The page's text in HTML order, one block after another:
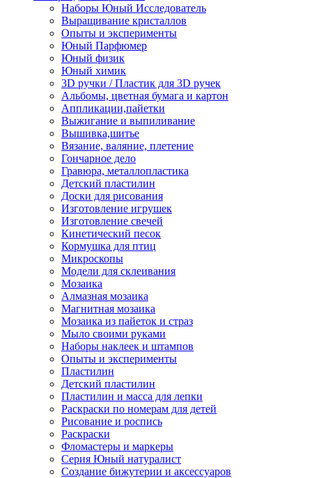
Наборы Юный Исследователь
Выращивание кристаллов
Опыты и эксперименты
Юный Парфюмер
Юный физик
Юный химик
3D ручки / Пластик для 3D ручек
Альбомы, цветная бумага и картон
Аппликации,пайетки
Выжигание и выпиливание
Вышивка,шитье
Вязание, валяние, плетение
Гончарное дело
Гравюра, металлопластика
Детский пластилин
Доски для рисования
Изготовление игрушек
Изготовление свечей
Кинетический песок
Кормушка для птиц
Микроскопы
Модели для склеивания
Мозаика
Алмазная мозаика
Магнитная мозаика
Мозаика из пайеток и страз
Мыло своими руками
Наборы наклеек и штампов
Опыты и эксперименты
Пластилин
Детский пластилин
Пластилин и масса для лепки
Раскраски по номерам для детей
Рисование и роспись
Раскраски
Фломастеры и маркеры
Серия Юный натуралист
Создание бижутерии и аксессуаров